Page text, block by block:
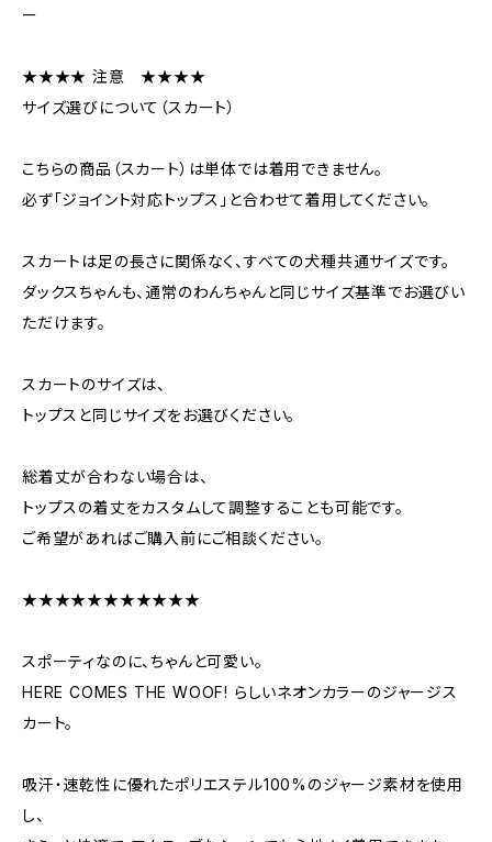
ー
★★★★ 注意 ★★★★
サイズ選びについて（スカート）
こちらの商品（スカート）は単体では着用できません。
必ず「ジョイント対応トップス」と合わせて着用してください。
スカートは足の長さに関係なく、すべての犬種共通サイズです。
ダックスちゃんも、通常のわんちゃんと同じサイズ基準でお選びい
ただけます。
スカートのサイズは、
トップスと同じサイズをお選びください。
総着丈が合わない場合は、
トップスの着丈をカスタムして調整することも可能です。
ご希望があればご購入前にご相談ください。
★★★★★★★★★★★
スポーティなのに、ちゃんと可愛い。
HERE COMES THE WOOF! らしいネオンカラーのジャージス
カート。
吸汗・速乾性に優れたポリエステル100%のジャージ素材を使用
し、